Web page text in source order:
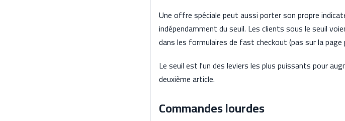
Une offre spéciale peut aussi porter son propre
indépendamment du seuil. Les clients sous le seuil
dans les formulaires de fast checkout (pas sur la
Le seuil est l'un des leviers les plus puissants pour
deuxième article.
Commandes lourdes